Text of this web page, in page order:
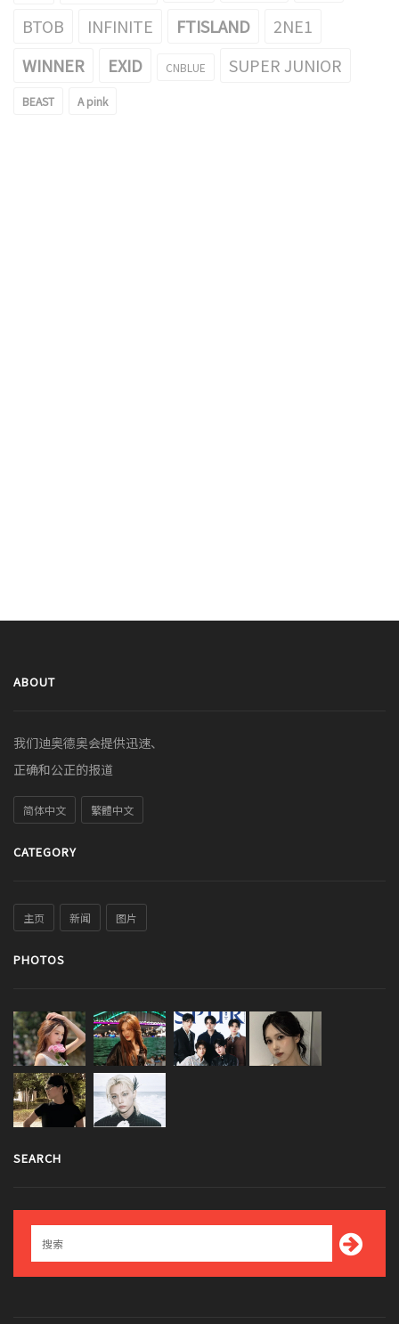
BTOB INFINITE FTISLAND
2NE1
WINNER
EXID CNBLUE SUPER JUNIOR
BEAST A pink
ABOUT
我们迪奥德奥会提供迅速、
正确和公正的报道
简体中文 繁體中文
CATEGORY
主页 新闻 图片
PHOTOS
SEARCH